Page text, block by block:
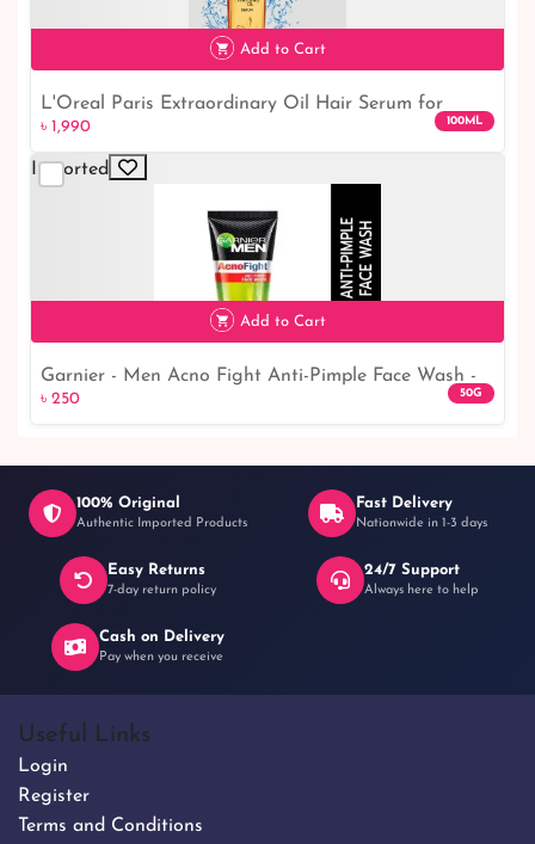
৳ 1,990
Add to Cart
L'Oreal Paris Extraordinary Oil Hair Serum for
Women and Men, 100 ml
৳ 1,990 100ML
Imported
৳ 250
Add to Cart
Garnier - Men Acno Fight Anti-Pimple Face Wash -
50gm
৳ 250 50G
100% Original
Authentic Imported Products
Fast Delivery
Nationwide in 1-3 days
Easy Returns
7-day return policy
24/7 Support
Always here to help
Cash on Delivery
Pay when you receive
Useful Links
Login
Register
Terms and Conditions